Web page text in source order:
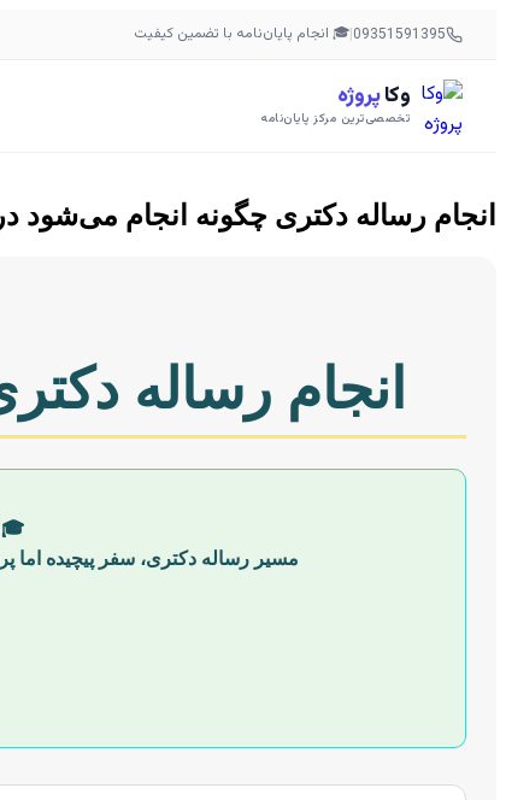
09351591395
|🎓 انجام پایان‌نامه با تضمین کیفیت
وکاپروژه
تخصصی‌ترین مرکز پایان‌نامه
انجام رساله دکتری چگونه انجام می‌شود
انجام رساله
🎓
مسیر رساله دکتری، سفر پیچیده اما